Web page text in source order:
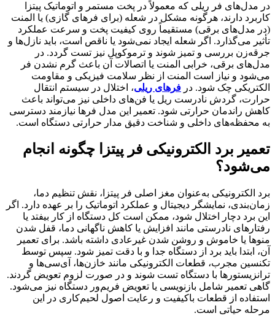
در مدل‌های فر ریلی که معمولاً در پخت مستمر و اتوماتیک پیتزا
کاربرد دارند، هرگونه مشکل در شعله (برای فرهای گازی) یا المنت
(در مدل‌های برقی) مستقیماً روی کیفیت پخت و سرعت عملکرد
تأثیر می‌گذارد. اگر شعله ایجاد نمی‌شود یا ناقص است، باید نازل‌ها و
جرقه‌زن بررسی و تمیز شوند و ترموکوپل نیز تست گردد. در
مدل‌های برقی، خرابی المنت یا اتصالات آن باعث گرم نشدن فر
می‌شود و نیاز است المنت از نظر سلامت فیزیکی و مقاومت
الکتریکی چک شود. در فرهای ریلی، اختلال در سیستم انتقال
حرارت، گردش نادرست ریل یا فن‌های داخلی نیز می‌تواند باعث
کاهش راندمان حرارتی شود. تعمیر این مدل فرها نیازمند دسترسی
به محفظه‌های داخلی و شناخت دقیق مدار حرارتی دستگاه است.
تعمیر برد الکترونیکی فر پیتزا چگونه انجام
می‌شود؟
برد الکترونیکی به‌عنوان مغز اصلی فر پیتزا، نقش تنظیم دما،
زمان‌بندی، نمایشگر دیجیتال و عملکرد اتوماتیک را بر عهده دارد. اگر
این برد دچار اختلال شود، ممکن است کل دستگاه از کار بیفتد یا
رفتارهای نادرستی مانند افزایش یا کاهش ناگهانی دما، قفل شدن
منوها یا خاموش و روشن شدن غیرعادی داشته باشد. برای تعمیر
آن، ابتدا باید برد از دستگاه جدا و با دقت تمیز شود. سپس توسط
تکنسین مجرب، قطعات الکترونیکی مانند خازن‌ها، آی‌سی‌ها و
ترانزیستورها با دستگاه تست شوند و در صورت لزوم تعویض گردند.
گاهی تعمیر شامل بازنویسی یا تعویض فریم‌ور دستگاه نیز می‌شود.
استفاده از قطعات باکیفیت و رعایت اصول لحیم‌کاری در این
مرحله حیاتی است.